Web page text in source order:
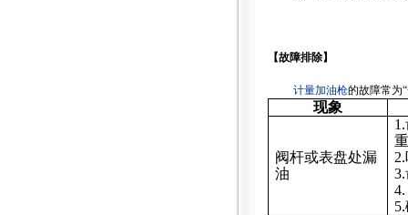
【故障排除】
计量加油枪的故障常为“
现象
阀杆或表盘处漏
油
1.
2.
3.
5.